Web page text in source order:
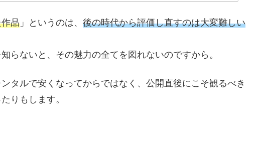
品 」というのは、 後の時代から評価し直すのは大変難しい
らないと、その魅力の全てを図れないのですから。
タルで安くなってからではなく、公開直後にこそ観るべき
りもします。